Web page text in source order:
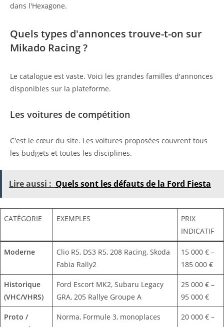
dans l'Hexagone.
Quels types d'annonces trouve-t-on sur
Mikado Racing ?
Le catalogue est vaste. Voici les grandes familles d'annonces
disponibles sur la plateforme.
Les voitures de compétition
C'est le cœur du site. Les voitures proposées couvrent tous
les budgets et toutes les disciplines.
Lire aussi : Quels sont les défauts de la Ford Fiesta
CATÉGORIE EXEMPLES
PRIX
INDICATIF
Moderne
Clio R5, DS3 R5, 208 Racing, Skoda
Fabia Rally2
15 000 € –
185 000 €
Historique
(VHC/VHRS)
Ford Escort MK2, Subaru Legacy
GRA, 205 Rallye Groupe A
25 000 € –
95 000 €
Proto /
Norma, Formule 3, monoplaces
20 000 € –